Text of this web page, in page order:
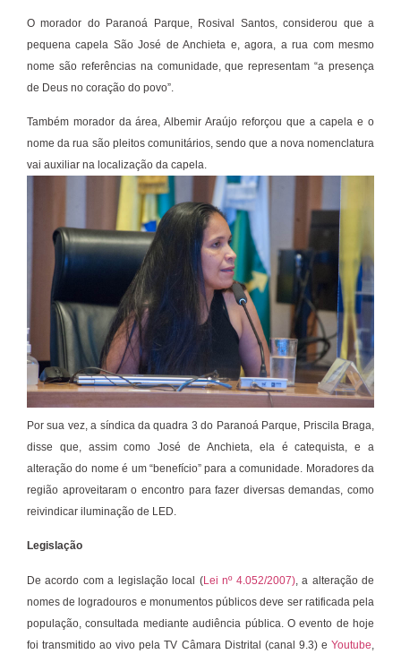
O morador do Paranoá Parque, Rosival Santos, considerou que a
pequena capela São José de Anchieta e, agora, a rua com mesmo
nome são referências na comunidade, que representam “a presença
de Deus no coração do povo”.
Também morador da área, Albemir Araújo reforçou que a capela e o
nome da rua são pleitos comunitários, sendo que a nova nomenclatura
vai auxiliar na localização da capela.
Por sua vez, a síndica da quadra 3 do Paranoá Parque, Priscila Braga,
disse que, assim como José de Anchieta, ela é catequista, e a
alteração do nome é um “benefício” para a comunidade. Moradores da
região aproveitaram o encontro para fazer diversas demandas, como
reivindicar iluminação de LED.
Legislação
De acordo com a legislação local (Lei nº 4.052/2007), a alteração de
nomes de logradouros e monumentos públicos deve ser ratificada pela
população, consultada mediante audiência pública. O evento de hoje
foi transmitido ao vivo pela TV Câmara Distrital (canal 9.3) e Youtube